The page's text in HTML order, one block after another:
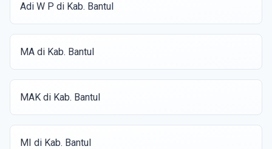
Adi W P di Kab. Bantul
MA di Kab. Bantul
MAK di Kab. Bantul
MI di Kab. Bantul